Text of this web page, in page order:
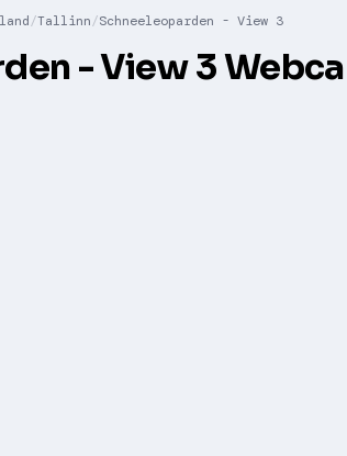
Tallinn Schneeleoparden - View 3
- View 3